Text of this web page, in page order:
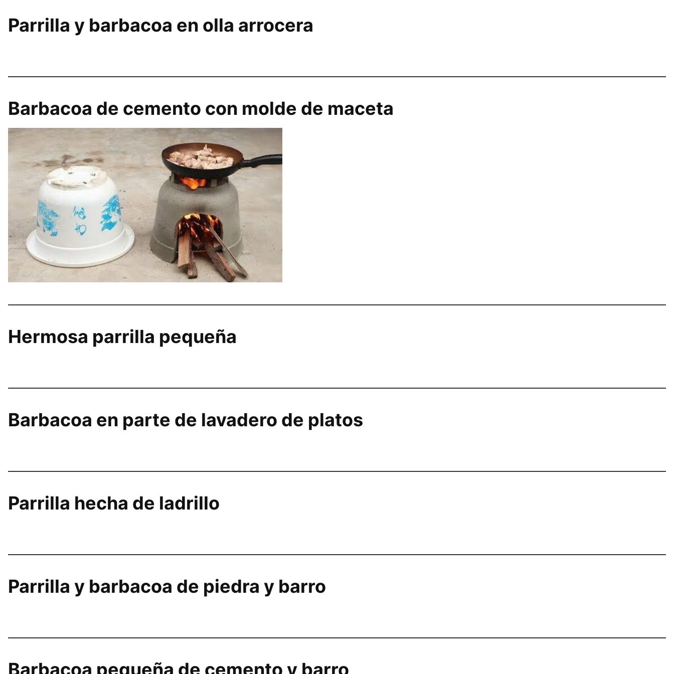
Parrilla y barbacoa en olla arrocera
Barbacoa de cemento con molde de maceta
Hermosa parrilla pequeña
Barbacoa en parte de lavadero de platos
Parrilla hecha de ladrillo
Parrilla y barbacoa de piedra y barro
Barbacoa pequeña de cemento y barro